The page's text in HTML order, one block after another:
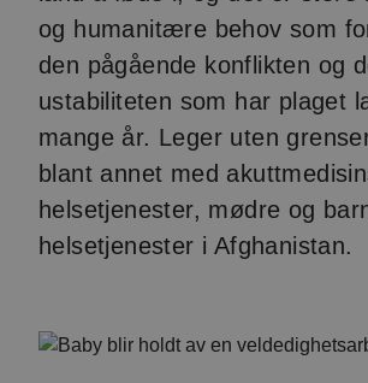
og humanitære behov som
den pågående konflikten og
ustabiliteten som har plaget
mange år. Leger uten
blant annet med
helsetjenester, mødre og
helsetjenester i Afghanistan.